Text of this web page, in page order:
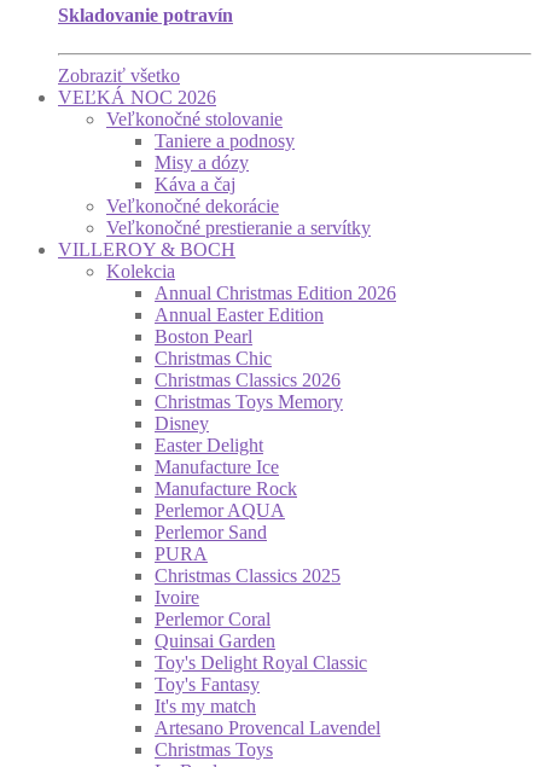
Skladovanie potravín
Zobraziť všetko
VEĽKÁ NOC 2026
Veľkonočné stolovanie
Taniere a podnosy
Misy a dózy
Káva a čaj
Veľkonočné dekorácie
Veľkonočné prestieranie a servítky
VILLEROY & BOCH
Kolekcia
Annual Christmas Edition 2026
Annual Easter Edition
Boston Pearl
Christmas Chic
Christmas Classics 2026
Christmas Toys Memory
Disney
Easter Delight
Manufacture Ice
Manufacture Rock
Perlemor AQUA
Perlemor Sand
PURA
Christmas Classics 2025
Ivoire
Perlemor Coral
Quinsai Garden
Toy's Delight Royal Classic
Toy's Fantasy
It's my match
Artesano Provencal Lavendel
Christmas Toys